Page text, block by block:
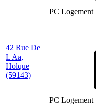
PC Logement
42 Rue De
L Aa,
Holque
(59143)
PC Logement